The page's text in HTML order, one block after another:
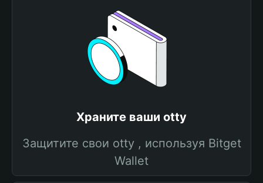
Храните ваши otty
Защитите свои otty , используя Bitget
Wallet